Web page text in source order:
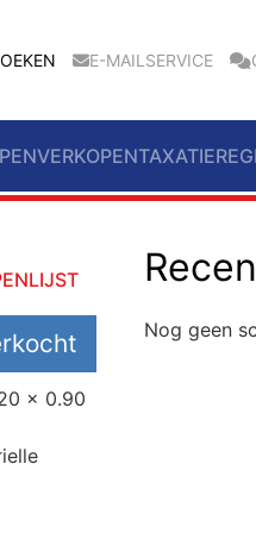
E-MAILSERVICE
VERKOPENTAXATIE
x 0.90
Nog geen